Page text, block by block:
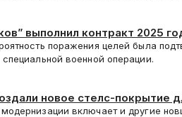
выполнил контракт 2025
поражения целей была
военной операции.
новое стелс-покрытие
включает и другие